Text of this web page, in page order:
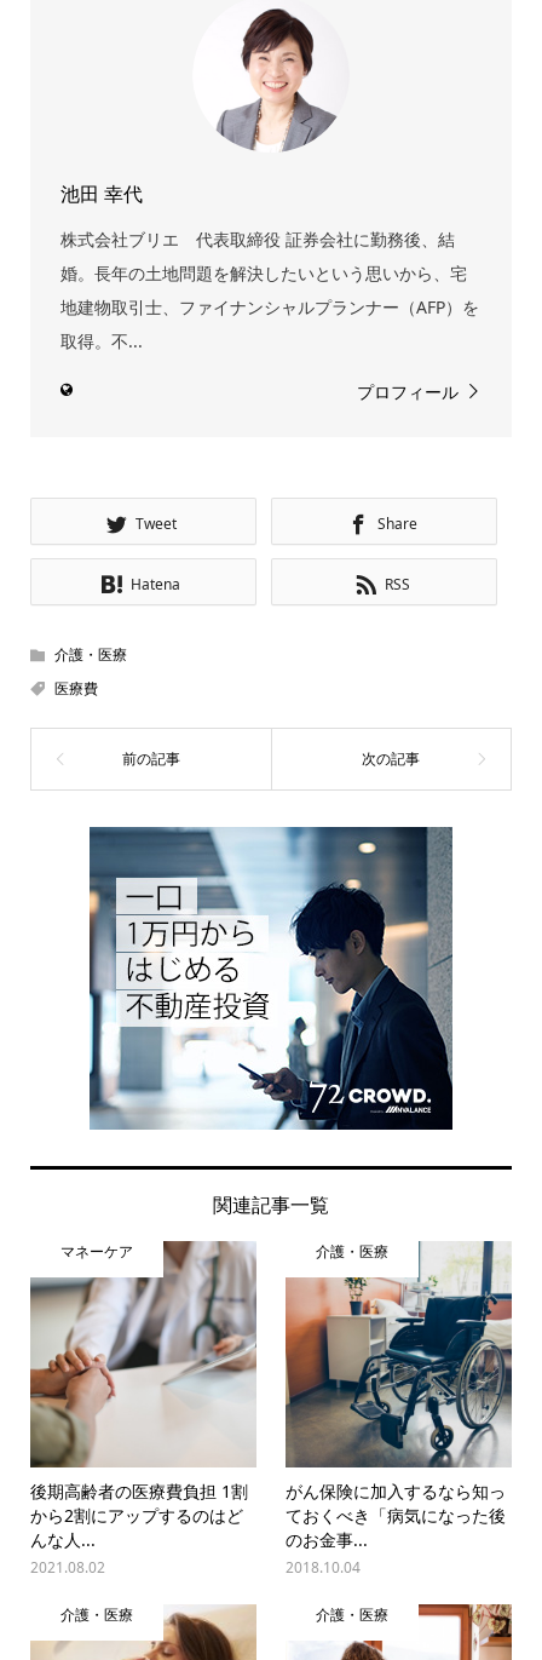
池田 幸代
株式会社ブリエ 代表取締役 証券会社に勤務後、結
婚。長年の土地問題を解決したいという思いから、宅
地建物取引士、ファイナンシャルプランナー（AFP）を
取得。不...
プロフィール
Tweet Share
Hatena RSS
介護・医療
医療費
関連記事一覧
マネーケア
後期高齢者の医療費負担 1割
から2割にアップするのはど
んな人...
2021.08.02
介護・医療
がん保険に加入するなら知っ
ておくべき「病気になった後
のお金事...
2018.10.04
介護・医療 介護・医療